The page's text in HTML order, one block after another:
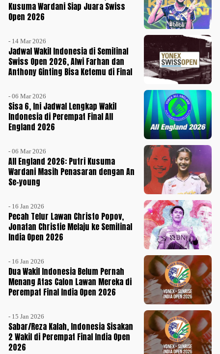
Kusuma Wardani Siap Juara Swiss
Open 2026
- 14 Mar 2026
Jadwal Wakil Indonesia di Semifinal
Swiss Open 2026, Alwi Farhan dan
Anthony Ginting Bisa Ketemu di Final
- 06 Mar 2026
Sisa 6, Ini Jadwal Lengkap Wakil
Indonesia di Perempat Final All
England 2026
- 06 Mar 2026
All England 2026: Putri Kusuma
Wardani Masih Penasaran dengan An
Se-young
- 16 Jan 2026
Pecah Telur Lawan Christo Popov,
Jonatan Christie Melaju ke Semifinal
India Open 2026
- 16 Jan 2026
Dua Wakil Indonesia Belum Pernah
Menang Atas Calon Lawan Mereka di
Perempat Final India Open 2026
- 15 Jan 2026
Sabar/Reza Kalah, Indonesia Sisakan
2 Wakil di Perempat Final India Open
2026